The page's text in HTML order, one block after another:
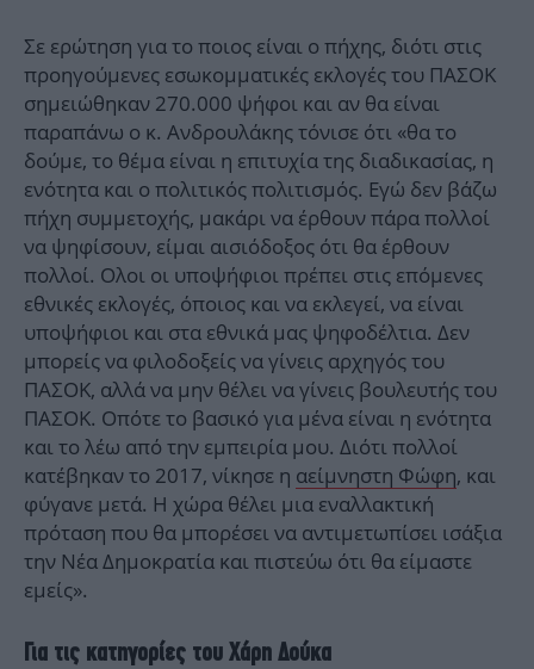
Σε ερώτηση για το ποιος είναι ο πήχης, διότι στις
προηγούμενες εσωκομματικές εκλογές του ΠΑΣΟΚ
σημειώθηκαν 270.000 ψήφοι και αν θα είναι
παραπάνω ο κ. Ανδρουλάκης τόνισε ότι «θα το
δούμε, το θέμα είναι η επιτυχία της διαδικασίας, η
ενότητα και ο πολιτικός πολιτισμός. Εγώ δεν βάζω
πήχη συμμετοχής, μακάρι να έρθουν πάρα πολλοί
να ψηφίσουν, είμαι αισιόδοξος ότι θα έρθουν
πολλοί. Ολοι οι υποψήφιοι πρέπει στις επόμενες
εθνικές εκλογές, όποιος και να εκλεγεί, να είναι
υποψήφιοι και στα εθνικά μας ψηφοδέλτια. Δεν
μπορείς να φιλοδοξείς να γίνεις αρχηγός του
ΠΑΣΟΚ, αλλά να μην θέλει να γίνεις βουλευτής του
ΠΑΣΟΚ. Οπότε το βασικό για μένα είναι η ενότητα
και το λέω από την εμπειρία μου. Διότι πολλοί
κατέβηκαν το 2017, νίκησε η αείμνηστη Φώφη, και
φύγανε μετά. Η χώρα θέλει μια εναλλακτική
πρόταση που θα μπορέσει να αντιμετωπίσει ισάξια
την Νέα Δημοκρατία και πιστεύω ότι θα είμαστε
εμείς».
Για τις κατηγορίες του Χάρη Δούκα